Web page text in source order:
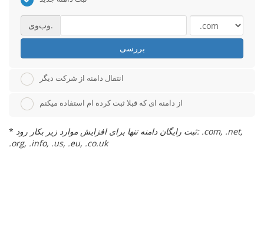
وب‌وی.
بررسی
انتقال دامنه از شرکت دیگر
از دامنه ای که قبلا ثبت کرده ام استفاده میکنم
* ثبت رایگان دامنه تنها برای افزایش موارد زیر بکار رود: .com, .net,
.org, .info, .us, .eu, .co.uk